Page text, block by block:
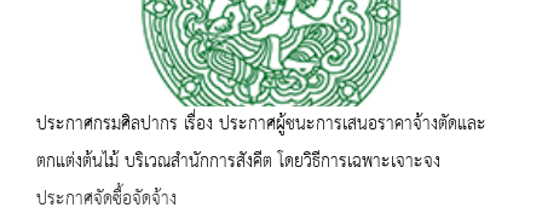
ประกาศกรมศิลปากร เรื่อง ประกาศผู้ชนะการเสนอราคาจ้างตัดและ
ตกแต่งต้นไม้ บริเวณสำนักการสังคีต โดยวิธีการเฉพาะเจาะจง
ประกาศจัดซื้อจัดจ้าง